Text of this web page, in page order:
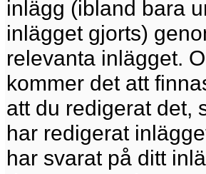
inlägg (ibland bara
inlägget gjorts)
relevanta inlägget.
kommer det att
att du redigerat det,
har redigerat
har svarat på ditt